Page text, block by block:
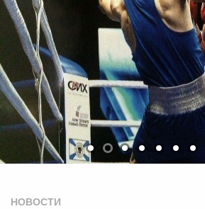
НОВОСТИ